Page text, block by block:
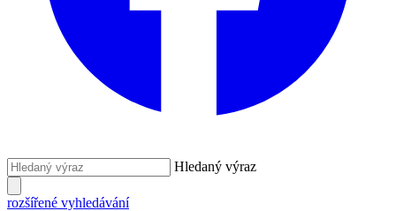
Hledaný výraz
rozšířené vyhledávání